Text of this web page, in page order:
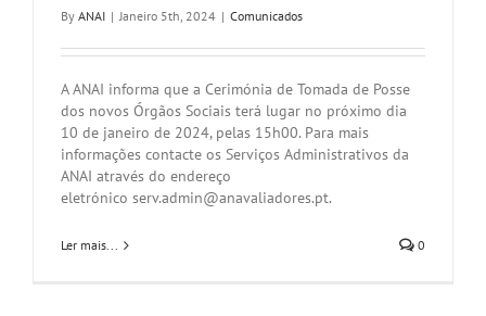
By ANAI | Janeiro 5th, 2024 | Comunicados
A ANAI informa que a Cerimónia de Tomada de Posse
dos novos Órgãos Sociais terá lugar no próximo dia
10 de janeiro de 2024, pelas 15h00. Para mais
informações contacte os Serviços Administrativos da
ANAI através do endereço
eletrónico serv.admin@anavaliadores.pt.
Ler mais... 0